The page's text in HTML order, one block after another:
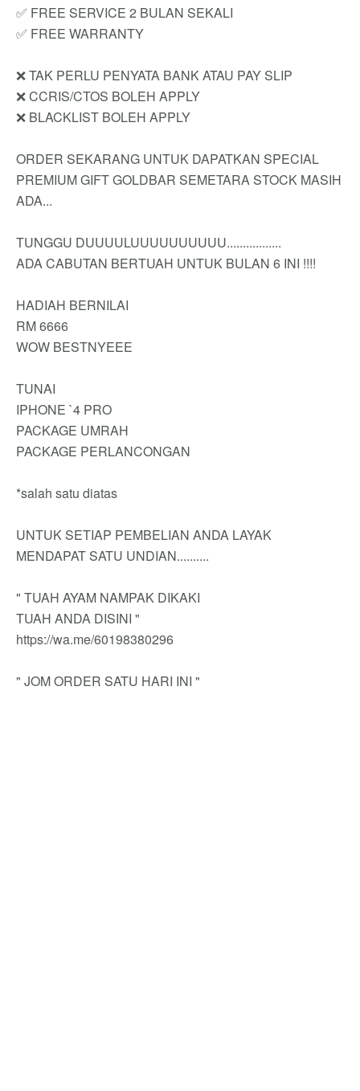
✅ FREE SERVICE 2 BULAN SEKALI
✅ FREE WARRANTY
❌ TAK PERLU PENYATA BANK ATAU PAY SLIP
❌ CCRIS/CTOS BOLEH APPLY
❌ BLACKLIST BOLEH APPLY
ORDER SEKARANG UNTUK DAPATKAN SPECIAL
PREMIUM GIFT GOLDBAR SEMETARA STOCK MASIH
ADA...
TUNGGU DUUUULUUUUUUUUUU.................
ADA CABUTAN BERTUAH UNTUK BULAN 6 INI !!!!
HADIAH BERNILAI
RM 6666
WOW BESTNYEEE
TUNAI
IPHONE `4 PRO
PACKAGE UMRAH
PACKAGE PERLANCONGAN
*salah satu diatas
UNTUK SETIAP PEMBELIAN ANDA LAYAK
MENDAPAT SATU UNDIAN..........
" TUAH AYAM NAMPAK DIKAKI
TUAH ANDA DISINI "
https://wa.me/60198380296
" JOM ORDER SATU HARI INI "